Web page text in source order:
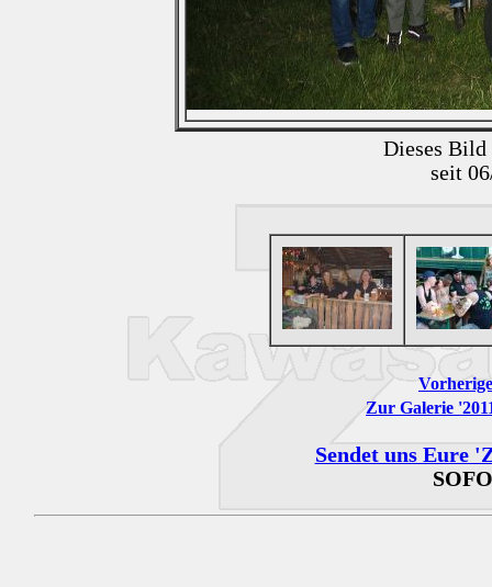
Dieses Bild
seit
Zur Galerie
Sendet uns Eure